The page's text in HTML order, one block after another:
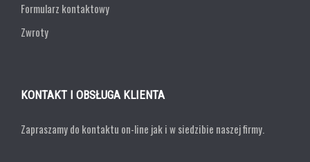
Formularz kontaktowy
Zwroty
KONTAKT I OBSŁUGA KLIENTA
Zapraszamy do kontaktu on-line jak i w siedzibie naszej firmy.